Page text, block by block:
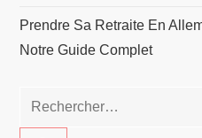
Prendre Sa Retraite En
Notre Guide Complet
Rechercher :